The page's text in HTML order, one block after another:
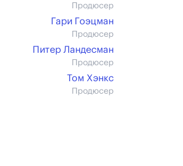
Продюсер
Гари Гоэцман
Продюсер
Питер Ландесман
Продюсер
Том Хэнкс
Продюсер